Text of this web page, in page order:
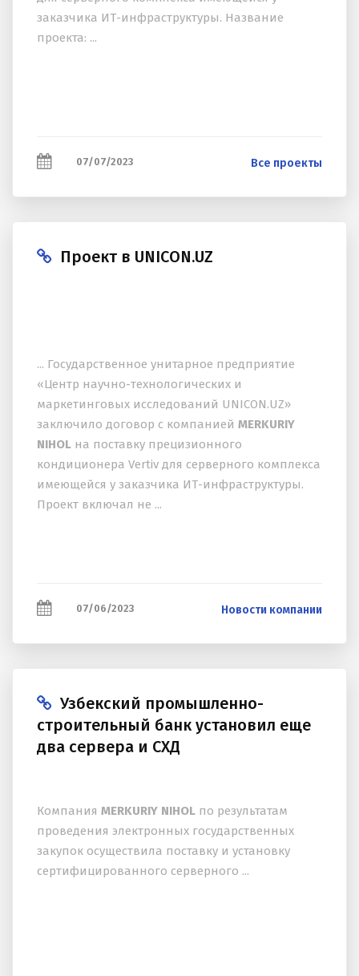
заказчика ИТ-инфраструктуры. Название
проекта: ...
07/07/2023 Все проекты
Проект в UNICON.UZ
... Государственное унитарное предприятие
«Центр научно-технологических и
маркетинговых исследований UNICON.UZ»
заключило договор с компанией MERKURIY
NIHOL на поставку прецизионного
кондиционера Vertiv для серверного комплекса
имеющейся у заказчика ИТ-инфраструктуры.
Проект включал не ...
07/06/2023 Новости компании
Узбекский промышленно-
строительный банк установил еще
два сервера и СХД
Компания MERKURIY NIHOL по результатам
проведения электронных государственных
закупок осуществила поставку и установку
сертифицированного серверного ...